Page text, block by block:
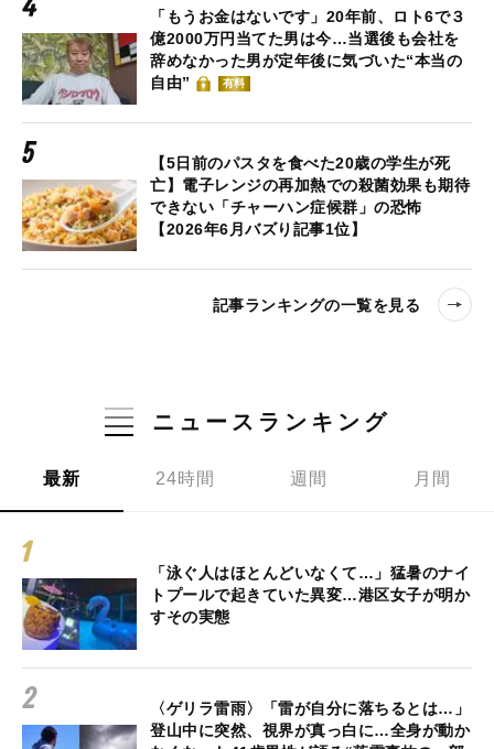
「もうお金はないです」20年前、ロト6で３
億2000万円当てた男は今…当選後も会社を
辞めなかった男が定年後に気づいた“本当の
自由”
有料
【5日前のパスタを食べた20歳の学生が死
亡】電子レンジの再加熱での殺菌効果も期待
できない「チャーハン症候群」の恐怖
【2026年6月バズり記事1位】
記事ランキングの一覧を見る
ニュースランキング
最新 24時間 週間 月間
「泳ぐ人はほとんどいなくて…」猛暑のナイ
トプールで起きていた異変…港区女子が明か
すその実態
〈ゲリラ雷雨〉「雷が自分に落ちるとは…」
登山中に突然、視界が真っ白に…全身が動か